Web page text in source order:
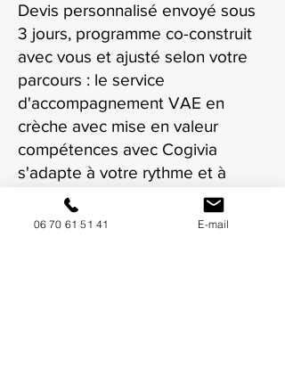
Devis personnalisé envoyé sous
3 jours, programme co-construit
avec vous et ajusté selon votre
parcours : le service
d'accompagnement VAE en
crèche avec mise en valeur
compétences avec Cogivia
s'adapte à votre rythme et à
votre situation à Dijon.
06 70 61 51 41 E-mail